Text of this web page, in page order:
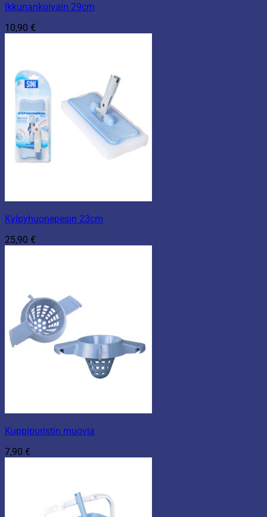
Ikkunankuivain 29cm
10,90 €
Kylpyhuonepesin 23cm
25,90 €
Kuppipuristin muovia
7,90 €